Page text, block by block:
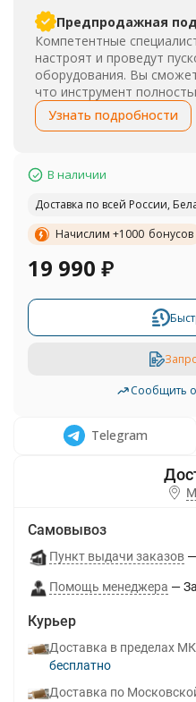
Предпродажная
Компетентные
настроят и проведут
оборудования. Вы
что инструмент
Узнать подробности
В наличии
Доставка по всей России,
Начислим +1000 бонусов
19 990 ₽
Сообщить
Telegram
Самовывоз
Пункт выдачи заказов
Помощь менеджера
Курьер
Доставка в пределах
Бесплатно
Доставка по